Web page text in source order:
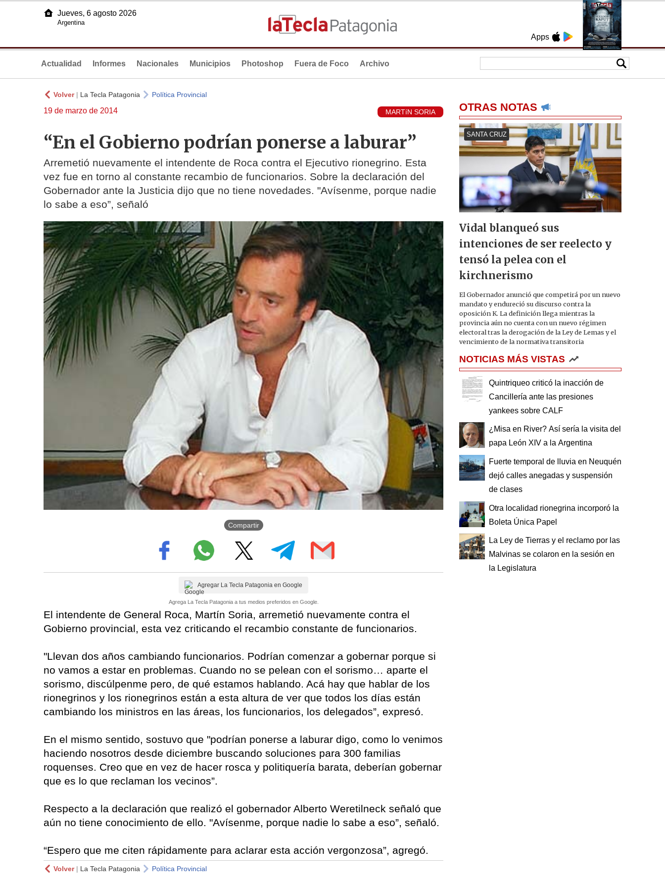
Apps
Jueves, 6 agosto 2026
Argentina
Actualidad Informes Nacionales Municipios Photoshop Fuera de Foco Archivo
Volver| La Tecla Patagonia Política Provincial
19 de marzo de 2014 MARTíN SORIA
“En el Gobierno podrían ponerse a laburar”
Arremetió nuevamente el intendente de Roca contra el Ejecutivo rionegrino. Esta
vez fue en torno al constante recambio de funcionarios. Sobre la declaración del
Gobernador ante la Justicia dijo que no tiene novedades. "Avísenme, porque nadie
lo sabe a eso”, señaló
Compartir
Agregar La Tecla Patagonia en Google
Agrega La Tecla Patagonia a tus medios preferidos en Google.
El intendente de General Roca, Martín Soria, arremetió nuevamente contra el
Gobierno provincial, esta vez criticando el recambio constante de funcionarios.
"Llevan dos años cambiando funcionarios. Podrían comenzar a gobernar porque si
no vamos a estar en problemas. Cuando no se pelean con el sorismo… aparte el
sorismo, discúlpenme pero, de qué estamos hablando. Acá hay que hablar de los
rionegrinos y los rionegrinos están a esta altura de ver que todos los días están
cambiando los ministros en las áreas, los funcionarios, los delegados”, expresó.
En el mismo sentido, sostuvo que "podrían ponerse a laburar digo, como lo venimos
haciendo nosotros desde diciembre buscando soluciones para 300 familias
roquenses. Creo que en vez de hacer rosca y politiquería barata, deberían gobernar
que es lo que reclaman los vecinos”.
Respecto a la declaración que realizó el gobernador Alberto Weretilneck señaló que
aún no tiene conocimiento de ello. "Avísenme, porque nadie lo sabe a eso”, señaló.
“Espero que me citen rápidamente para aclarar esta acción vergonzosa”, agregó.
Volver| La Tecla Patagonia Política Provincial
OTRAS NOTAS
SANTA CRUZ
Vidal blanqueó sus
intenciones de ser reelecto y
tensó la pelea con el
kirchnerismo
El Gobernador anunció que competirá por un nuevo
mandato y endureció su discurso contra la
oposición K. La definición llega mientras la
provincia aún no cuenta con un nuevo régimen
electoral tras la derogación de la Ley de Lemas y el
vencimiento de la normativa transitoria
NOTICIAS MÁS VISTAS
Quintriqueo criticó la inacción de
Cancillería ante las presiones
yankees sobre CALF
¿Misa en River? Así sería la visita del
papa León XIV a la Argentina
Fuerte temporal de lluvia en Neuquén
dejó calles anegadas y suspensión
de clases
Otra localidad rionegrina incorporó la
Boleta Única Papel
La Ley de Tierras y el reclamo por las
Malvinas se colaron en la sesión en
la Legislatura